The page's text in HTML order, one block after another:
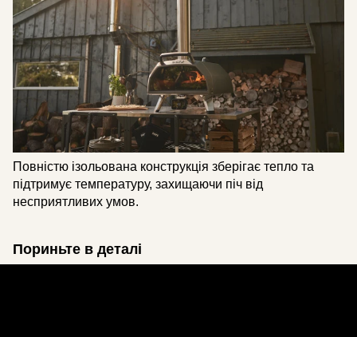
Повністю ізольована конструкція зберігає тепло та
підтримує температуру, захищаючи піч від
несприятливих умов.
Пориньте в деталі